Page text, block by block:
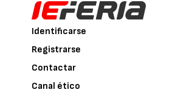
Identificarse
Registrarse
Contactar
Canal ético